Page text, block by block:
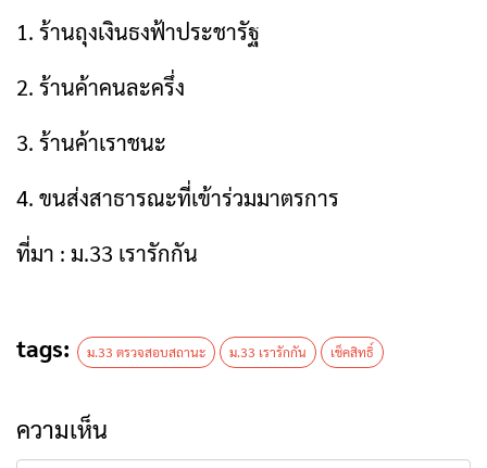
1. ร้านถุงเงินธงฟ้าประชารัฐ
2. ร้านค้าคนละครึ่ง
3. ร้านค้าเราชนะ
4. ขนส่งสาธารณะที่เข้าร่วมมาตรการ
ที่มา : ม.33 เรารักกัน
tags: ม.33 ตรวจสอบสถานะ ม.33 เรารักกัน เช็คสิทธิ์
ความเห็น